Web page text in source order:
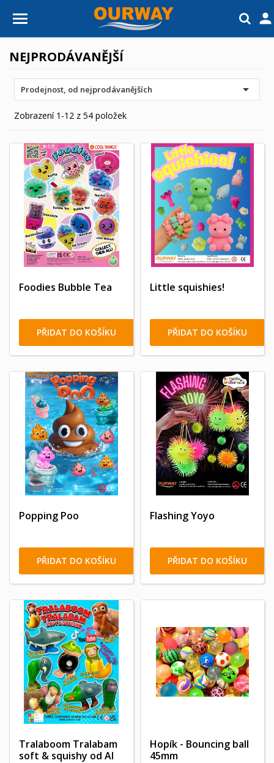

NEJPRODÁVANĚJŠÍ
Prodejnost, od nejprodávanějších 
Zobrazení 1-12 z 54 položek
Foodies Bubble Tea
PŘIDAT DO KOŠÍKU
Little squishies!
PŘIDAT DO KOŠÍKU
Popping Poo
PŘIDAT DO KOŠÍKU
Flashing Yoyo
PŘIDAT DO KOŠÍKU
Tralaboom Tralabam
soft & squishy od AI
Hopík - Bouncing ball
45mm